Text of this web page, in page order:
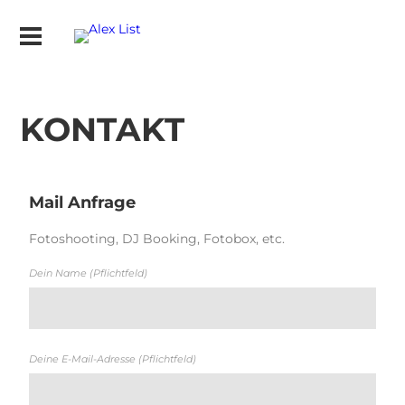
KONTAKT
Mail Anfrage
Fotoshooting, DJ Booking, Fotobox, etc.
Dein Name (Pflichtfeld)
Deine E-Mail-Adresse (Pflichtfeld)